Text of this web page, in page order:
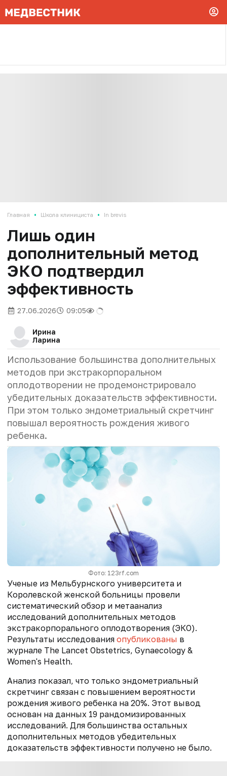
Главная • Школа клинициста • In brevis
Лишь один
дополнительный метод
ЭКО подтвердил
эффективность
27.06.2026 09:05
Ирина
Ларина
Использование большинства дополнительных
методов при экстракорпоральном
оплодотворении не продемонстрировало
убедительных доказательств эффективности.
При этом только эндометриальный скретчинг
повышал вероятность рождения живого
ребенка.
Фото: 123rf.com
Ученые из Мельбурнского университета и
Королевской женской больницы провели
систематический обзор и метаанализ
исследований дополнительных методов
экстракорпорального оплодотворения (ЭКО).
Результаты исследования опубликованы в
журнале The Lancet Obstetrics, Gynaecology &
Women's Health.
Анализ показал, что только эндометриальный
скретчинг связан с повышением вероятности
рождения живого ребенка на 20%. Этот вывод
основан на данных 19 рандомизированных
исследований. Для большинства остальных
дополнительных методов убедительных
доказательств эффективности получено не было.